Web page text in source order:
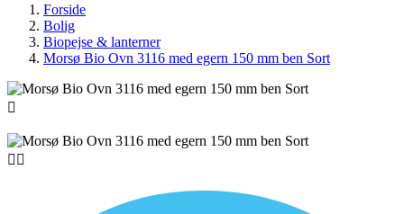
Forside
Bolig
Biopejse & lanterner
Morsø Bio Ovn 3116 med egern 150 mm ben Sort

 